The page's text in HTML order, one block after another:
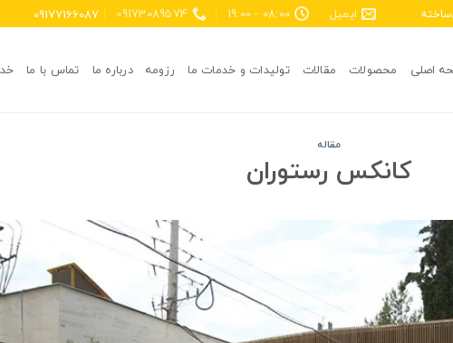
ایمیل 08:00 - 19:00
09173089574
09177166087
اصلی محصولات مقالات تولیدات و خدمات ما رزومه درباره ما تماس با ما
مقاله
کانکس رستوران